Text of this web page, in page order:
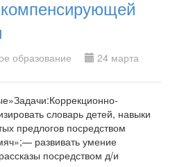
образование
24 марта
словарь детей, навыки
предлогов посредством
развивать умение
посредством д/и